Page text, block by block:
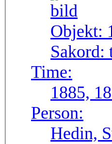
Objekt:
Sakord:
Time:
1885,
Person:
Hedin,